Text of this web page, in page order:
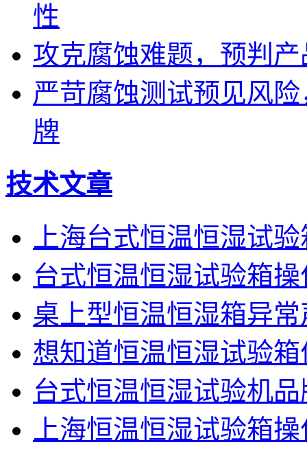
性
攻克腐蚀难题，预判
严苛腐蚀测试预见风
牌
技术文章
上海台式恒温恒湿试
台式恒温恒湿试验箱
桌上型恒温恒湿箱异
想知道恒温恒湿试验
台式恒温恒湿试验机
上海恒温恒湿试验箱